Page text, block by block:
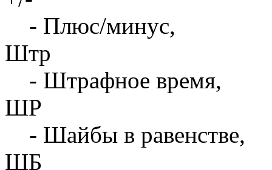
- Плюс/минус,
Штр
- Штрафное время,
ШР
- Шайбы в равенстве,
ШБ